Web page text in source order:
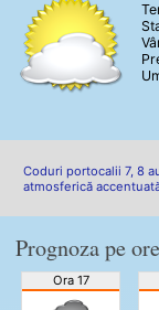
Coduri portocalii 7, 8
atmosferică
Prognoza pe
Ora 17